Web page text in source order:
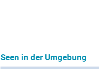
Seen in der Umgebung